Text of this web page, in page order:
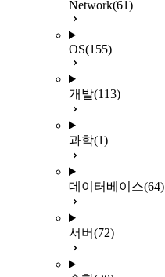
Network(61)
OS(155)
개발(113)
과학(1)
데이터베이스(64)
서버(72)